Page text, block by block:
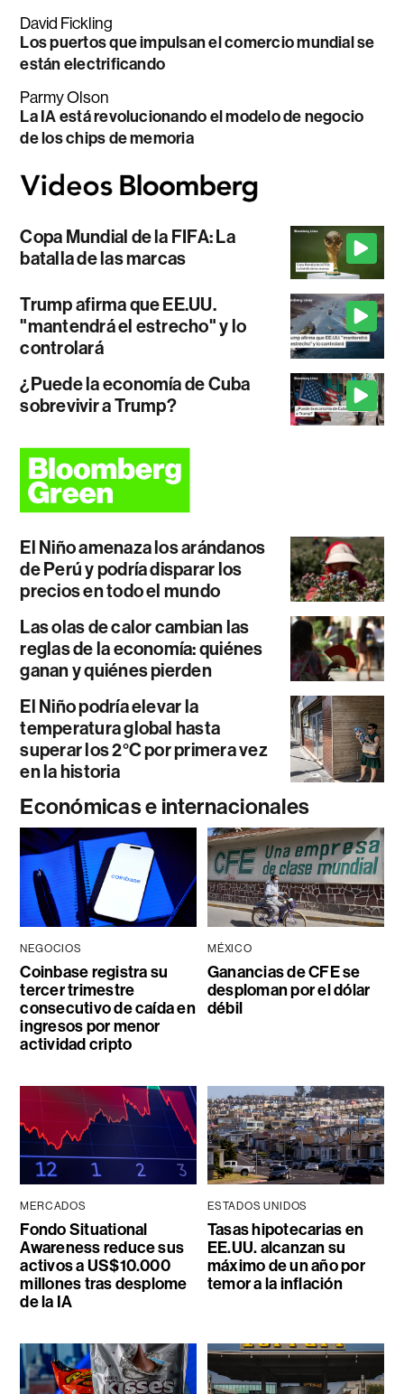
David Fickling
Los puertos que impulsan el comercio mundial se
están electrificando
Parmy Olson
La IA está revolucionando el modelo de negocio
de los chips de memoria
Copa Mundial de la FIFA: La
batalla de las marcas
Trump afirma que EE.UU.
"mantendrá el estrecho" y lo
controlará
¿Puede la economía de Cuba
sobrevivir a Trump?
El Niño amenaza los arándanos
de Perú y podría disparar los
precios en todo el mundo
Las olas de calor cambian las
reglas de la economía: quiénes
ganan y quiénes pierden
El Niño podría elevar la
temperatura global hasta
superar los 2°C por primera vez
en la historia
Económicas e internacionales
NEGOCIOS
Coinbase registra su
tercer trimestre
consecutivo de caída en
ingresos por menor
actividad cripto
MÉXICO
Ganancias de CFE se
desploman por el dólar
débil
MERCADOS
Fondo Situational
Awareness reduce sus
activos a US$10.000
millones tras desplome
de la IA
ESTADOS UNIDOS
Tasas hipotecarias en
EE.UU. alcanzan su
máximo de un año por
temor a la inflación